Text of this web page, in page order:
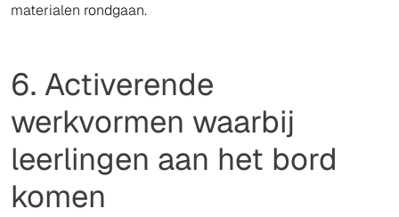
materialen rondgaan.
6. Activerende
werkvormen waarbij
leerlingen aan het bord
komen